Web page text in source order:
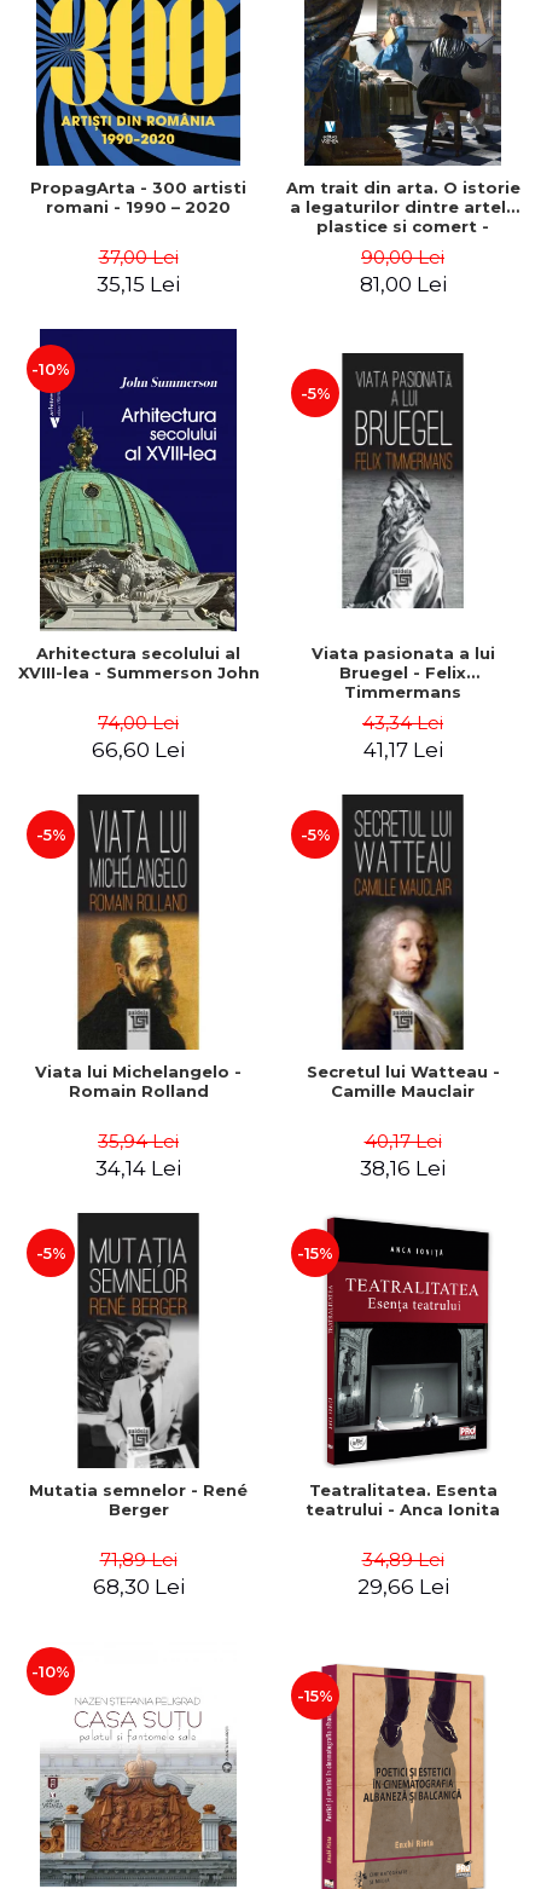
PropagArta - 300 artisti
romani - 1990 – 2020
37,00 Lei
35,15 Lei
Am trait din arta. O istorie
a legaturilor dintre artele
plastice si comert -
90,00 Lei
81,00 Lei
-10%
Arhitectura secolului al
XVIII-lea - Summerson John
74,00 Lei
66,60 Lei
-5%
Viata pasionata a lui
Bruegel - Felix
Timmermans
43,34 Lei
41,17 Lei
-5%
Viata lui Michelangelo -
Romain Rolland
35,94 Lei
34,14 Lei
-5%
Secretul lui Watteau -
Camille Mauclair
40,17 Lei
38,16 Lei
-5%
Mutatia semnelor - René
Berger
71,89 Lei
68,30 Lei
-15%
Teatralitatea. Esenta
teatrului - Anca Ionita
34,89 Lei
29,66 Lei
-10%
-15%